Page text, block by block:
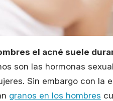
el acné suele
son las hormonas
Sin embargo con la
granos en los hombres